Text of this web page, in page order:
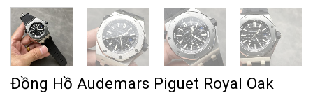
Đồng Hồ Audemars Piguet Royal Oak